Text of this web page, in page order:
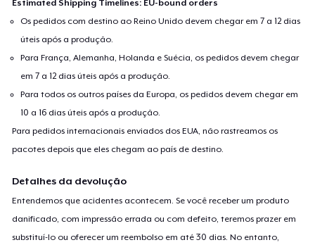
Estimated Shipping Timelines: EU-bound orders
Os pedidos com destino ao Reino Unido devem chegar em 7 a 12 dias
úteis após a produção.
Para França, Alemanha, Holanda e Suécia, os pedidos devem chegar
em 7 a 12 dias úteis após a produção.
Para todos os outros países da Europa, os pedidos devem chegar em
10 a 16 dias úteis após a produção.
Para pedidos internacionais enviados dos EUA, não rastreamos os
pacotes depois que eles chegam ao país de destino.
Detalhes da devolução
Entendemos que acidentes acontecem. Se você receber um produto
danificado, com impressão errada ou com defeito, teremos prazer em
substituí-lo ou oferecer um reembolso em até 30 dias. No entanto,